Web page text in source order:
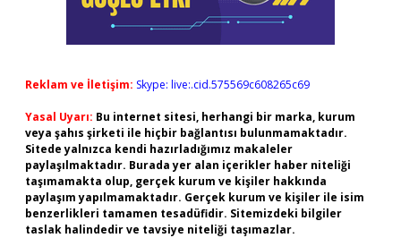
Reklam ve İletişim: Skype: live:.cid.575569c608265c69
Yasal Uyarı: Bu internet sitesi, herhangi bir marka, kurum
veya şahıs şirketi ile hiçbir bağlantısı bulunmamaktadır.
Sitede yalnızca kendi hazırladığımız makaleler
paylaşılmaktadır. Burada yer alan içerikler haber niteliği
taşımamakta olup, gerçek kurum ve kişiler hakkında
paylaşım yapılmamaktadır. Gerçek kurum ve kişiler ile isim
benzerlikleri tamamen tesadüfidir. Sitemizdeki bilgiler
taslak halindedir ve tavsiye niteliği taşımazlar.